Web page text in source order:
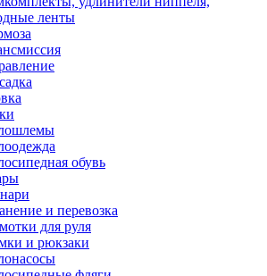
ленты
обувь
и перевозка
для руля
и рюкзаки